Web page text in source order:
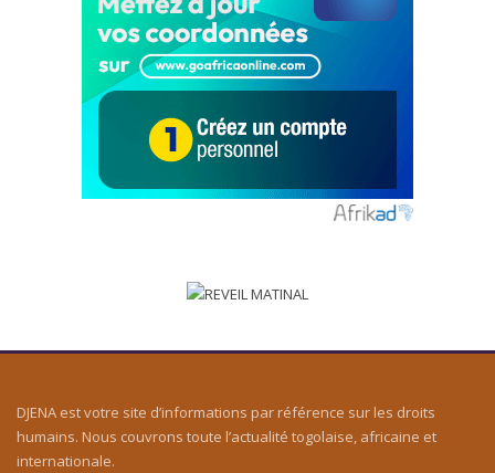
DJENA est votre site d’informations par référence sur les droits
humains. Nous couvrons toute l’actualité togolaise, africaine et
internationale.